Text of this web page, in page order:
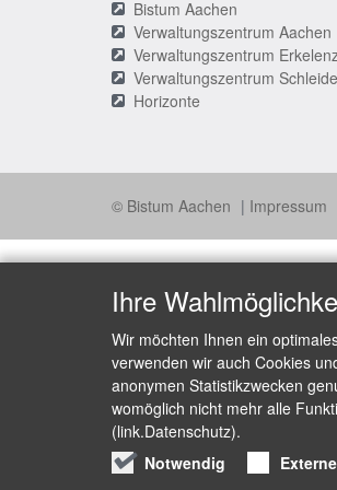
Bistum Aachen
Verwaltungszentrum Aachen
Verwaltungszentrum
Verwaltungszentrum
Horizonte
© Bistum Aachen Impressum
Ihre
Wir möchten Ihnen ein
verwenden wir auch Cookies
anonymen Statistikzwecken
womöglich nicht mehr alle
(link.Datenschutz).
Notwendig